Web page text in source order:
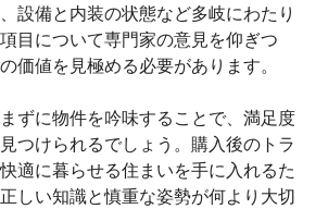
設備と内装の状態など多岐にわたり
目について専門家の意見を仰ぎつ
価値を見極める必要があります。
ずに物件を吟味することで、満足度
つけられるでしょう。購入後のトラ
適に暮らせる住まいを手に入れるた
しい知識と慎重な姿勢が何より大切